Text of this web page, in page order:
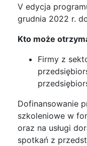
V edycja
grudnia 2022 r.
Kto może
Firmy z
Dofinansowanie
szkoleniowe w
oraz na usługi
spotkań z